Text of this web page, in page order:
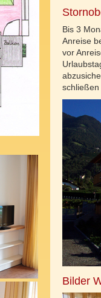
Bis 3
Anreise
vor
schließen
Bilder